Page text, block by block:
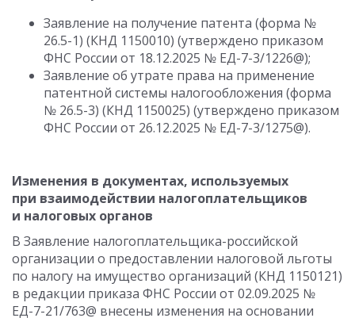
Заявление на получение патента (форма №
26.5-1) (КНД 1150010) (утверждено приказом
ФНС России от 18.12.2025 № ЕД-7-3/1226@);
Заявление об утрате права на применение
патентной системы налогообложения (форма
№ 26.5-3) (КНД 1150025) (утверждено приказом
ФНС России от 26.12.2025 № ЕД-7-3/1275@).
Изменения в документах, используемых
при взаимодействии налогоплательщиков
и налоговых органов
В Заявление налогоплательщика-российской
организации о предоставлении налоговой льготы
по налогу на имущество организаций (КНД 1150121)
в редакции приказа ФНС России от 02.09.2025 №
ЕД-7-21/763@ внесены изменения на основании